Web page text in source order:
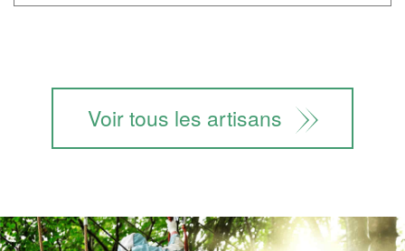
Voir tous les artisans